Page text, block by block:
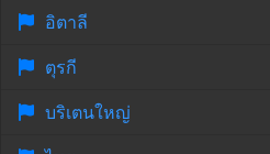
อิตาลี
ตุรกี
บริเตนใหญ่